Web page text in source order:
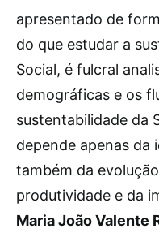
apresentado de
do que estudar a
Social, é fulcral
demográficas e os
sustentabilidade da
depende apenas da
também da
produtividade e da
Maria João Valente